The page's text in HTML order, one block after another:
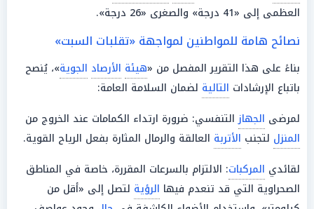
العظمى إلى «41 درجة» والصغرى «26 درجة».
نصائح هامة للمواطنين لمواجهة «تقلبات السبت»
بناءً على هذا التقرير المفصل من «هيئة الأرصاد الجوية»، يُنصح
باتباع الإرشادات التالية لضمان السلامة العامة:
لمرضى الجهازالتنفسي: ضرورة ارتداء الكمامات عند الخروج من
المنزل لتجنب الأتربة العالقة والرمال المثارة بفعل الرياح القوية.
لقائدي المركبات: الالتزام بالسرعات المقررة، خاصة في المناطق
الصحراوية التي قد تنعدم فيها الرؤية لتصل إلى «أقل من